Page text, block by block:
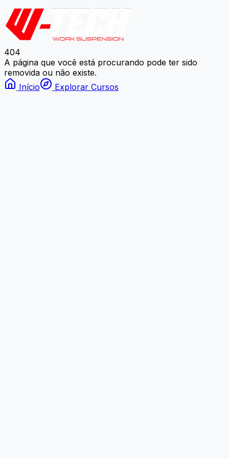
404
A página que você está procurando pode ter sido
removida ou não existe.
Início
Explorar Cursos